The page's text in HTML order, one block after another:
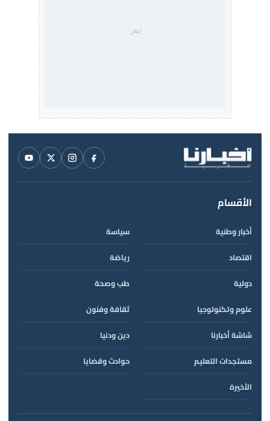
الأقسام
أخبار وطنية
سياسة
اقتصاد
رياضة
دولية
طب وصحة
علوم وتكنولوجيا
ثقافة وفنون
شاشة أخبارنا
دين ودنيا
مستجدات التعليم
حوادث وقضايا
الأخيرة